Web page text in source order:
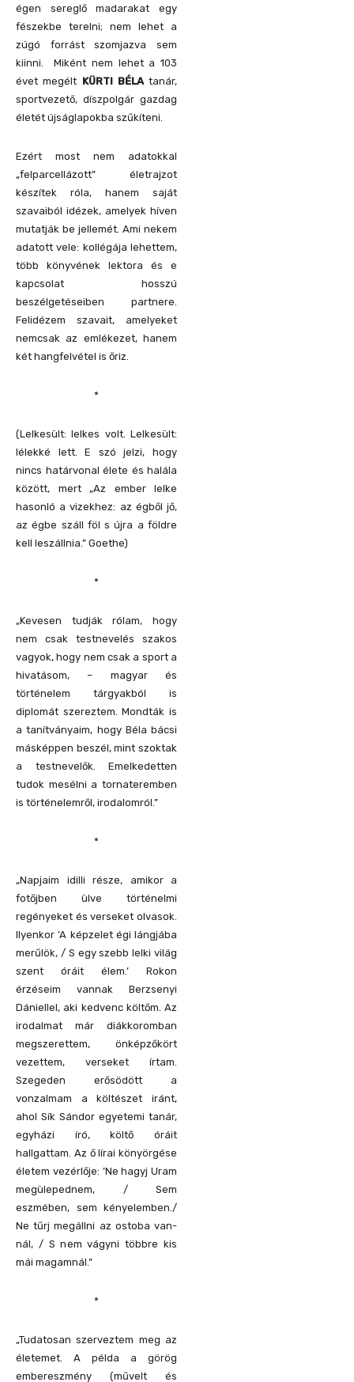
égen sereglő madarakat egy
fészekbe terelni; nem lehet a
zúgó forrást szomjazva sem
kiinni. Miként nem lehet a 103
évet megélt KÜRTI BÉLAtanár,
sportvezető, díszpolgár gazdag
életét újságlapokba szűkíteni.
Ezért most nem adatokkal
„felparcellázott” életrajzot
készítek róla, hanem saját
szavaiból idézek, amelyek híven
mutatják be jellemét. Ami nekem
adatott vele: kollégája lehettem,
több könyvének lektora és e
kapcsolat hosszú
beszélgetéseiben partnere.
Felidézem szavait, amelyeket
nemcsak az emlékezet, hanem
két hangfelvétel is őriz.
*
(Lelkesült: lelkes volt. Lelkesült:
lélekké lett. E szó jelzi, hogy
nincs határvonal élete és halála
között, mert „Az ember lelke
hasonló a vizekhez: az égből jő,
az égbe száll föl s újra a földre
kell leszállnia.” Goethe)
*
„Kevesen tudják rólam, hogy
nem csak testnevelés szakos
vagyok, hogy nem csak a sport a
hivatásom, – magyar és
történelem tárgyakból is
diplomát szereztem. Mondták is
a tanítványaim, hogy Béla bácsi
másképpen beszél, mint szoktak
a testnevelők. Emelkedetten
tudok mesélni a tornateremben
is történelemről, irodalomról.”
*
„Napjaim idilli része, amikor a
fotőjben ülve történelmi
regényeket és verseket olvasok.
Ilyenkor ’A képzelet égi lángjába
merűlök, / S egy szebb lelki világ
szent óráit élem.’ Rokon
érzéseim vannak Berzsenyi
Dániellel, aki kedvenc költőm. Az
irodalmat már diákkoromban
megszerettem, önképzőkört
vezettem, verseket írtam.
Szegeden erősödött a
vonzalmam a költészet iránt,
ahol Sík Sándor egyetemi tanár,
egyházi író, költő óráit
hallgattam. Az ő lírai könyörgése
életem vezérlője: ’Ne hagyj Uram
megülepednem, / Sem
eszmében, sem kényelemben./
Ne tűrj megállni az ostoba van-
nál, / S nem vágyni többre kis
mái magamnál.”
*
„Tudatosan szerveztem meg az
életemet. A példa a görög
embereszmény (művelt és